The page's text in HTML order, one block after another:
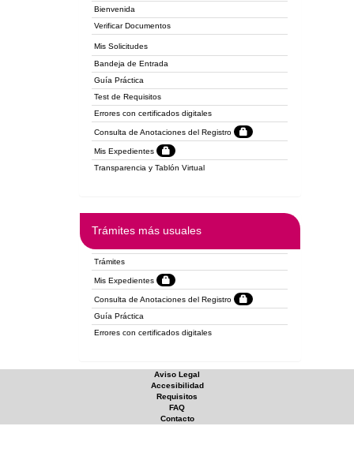
Bienvenida
Verificar Documentos
Mis Solicitudes
Bandeja de Entrada
Guía Práctica
Test de Requisitos
Errores con certificados digitales
Consulta de Anotaciones del Registro
Mis Expedientes
Transparencia y Tablón Virtual
Trámites más usuales
Trámites
Mis Expedientes
Consulta de Anotaciones del Registro
Guía Práctica
Errores con certificados digitales
Aviso Legal
Accesibilidad
Requisitos
FAQ
Contacto